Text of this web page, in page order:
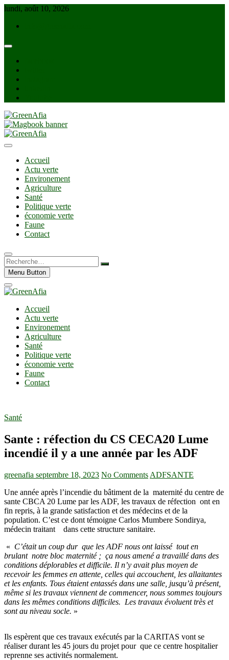
Skip
content
lundi, août 10, 2026
GreenAfia
Accueil
Actu verte
Environement
Agriculture
Santé
Politique verte
économie verte
Faune
Contact
Recherche…
Menu Button
Accueil
Actu verte
Environement
Agriculture
Santé
Politique verte
économie verte
Faune
Contact
Santé
Sante : réfection du CS CECA20 Lume
incendié il y a une année par les ADF
greenafia septembre 18, 2023 No Comments ADFSANTE
Une année après l’incendie du bâtiment de la maternité du centre de
sante CBCA 20 Lume par les ADF, les travaux de réfection ont en
fin repris, à la grande satisfaction et des médecins et de la
population. C’est ce dont témoigne Carlos Mumbere Sondirya,
médecin traitant dans cette structure sanitaire.
« C’était un coup dur que les ADF nous ont laissé tout en
brulant notre bloc maternité ; ça nous amené a travaillé dans des
conditions déplorables et difficile. Il n’y avait plus moyen de
recevoir les femmes en attente, celles qui accouchent, les allaitantes
et les enfants. Tous étaient entassés dans une salle, jusqu’à présent,
même si les travaux viennent de commencer, nous sommes toujours
dans les mêmes conditions difficiles. Les travaux évoluent très et
sont au niveau socle. »
Ils espèrent que ces travaux exécutés par la CARITAS vont se
réaliser durant les 45 jours du projet pour que ce centre hospitalier
reprenne ses activités normalement.